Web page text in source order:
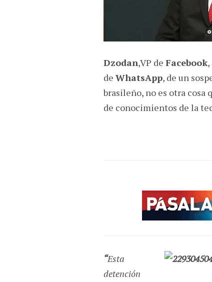
Dzodan,VP de Facebook
de WhatsApp, de un
brasileño, no es otra cosa
de conocimientos de la
“Esta
detención